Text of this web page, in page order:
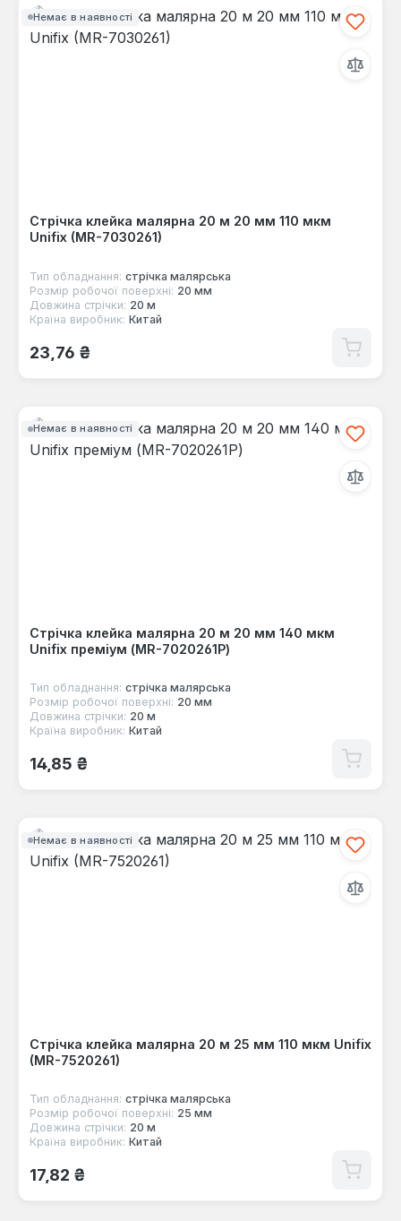
Немає в наявності
Стрічка клейка малярна 20 м 20 мм 110 мкм
Unifix (MR-7030261)
Тип обладнання: стрічка малярська
Розмір робочої поверхні: 20 мм
Довжина стрічки: 20 м
Країна виробник: Китай
Звичайна ціна:
23,76 ₴
Немає в наявності
Стрічка клейка малярна 20 м 20 мм 140 мкм
Unifix преміум (MR-7020261P)
Тип обладнання: стрічка малярська
Розмір робочої поверхні: 20 мм
Довжина стрічки: 20 м
Країна виробник: Китай
Звичайна ціна:
14,85 ₴
Немає в наявності
Стрічка клейка малярна 20 м 25 мм 110 мкм Unifix
(MR-7520261)
Тип обладнання: стрічка малярська
Розмір робочої поверхні: 25 мм
Довжина стрічки: 20 м
Країна виробник: Китай
Звичайна ціна:
17,82 ₴